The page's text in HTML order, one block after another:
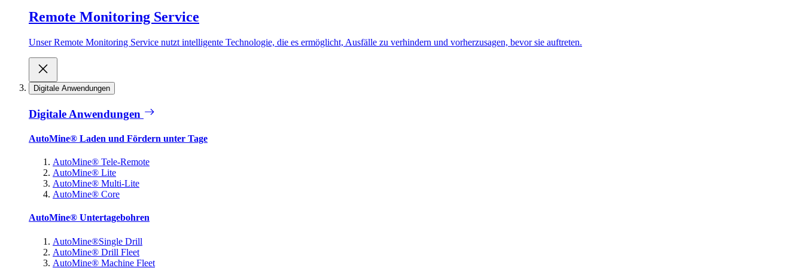
Remote Monitoring Service
Unser Remote Monitoring Service nutzt intelligente Technologie, die es ermöglicht, Ausfälle zu verhindern und vorherzusagen, bevor sie auftreten.
Digitale Anwendungen
Digitale Anwendungen
AutoMine® Laden und Fördern unter Tage
AutoMine® Tele-Remote
AutoMine® Lite
AutoMine® Multi-Lite
AutoMine® Core
AutoMine® Untertagebohren
AutoMine®Single Drill
AutoMine® Drill Fleet
AutoMine® Machine Fleet